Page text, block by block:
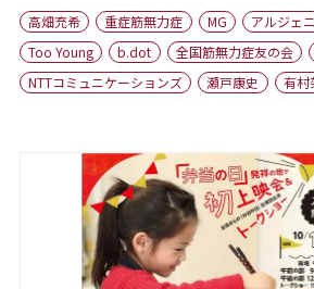
出版物
会社概要
高畑充希 重症筋無力症 MG
アルジェ
Too Young
b.dot 全国筋無力症友の会
NTTコミュニケーションズ
瀬戸康史
有村